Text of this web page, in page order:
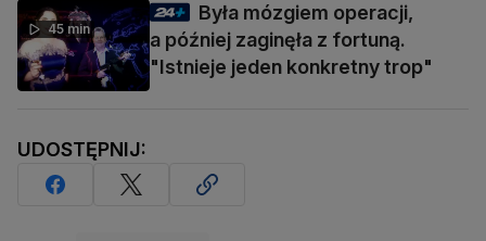
45 min
Była mózgiem operacji,
a później zaginęła z fortuną.
"Istnieje jeden konkretny trop"
UDOSTĘPNIJ: